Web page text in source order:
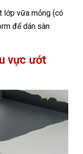
lớp vữa mỏng (có
để dán sàn
vực ướt